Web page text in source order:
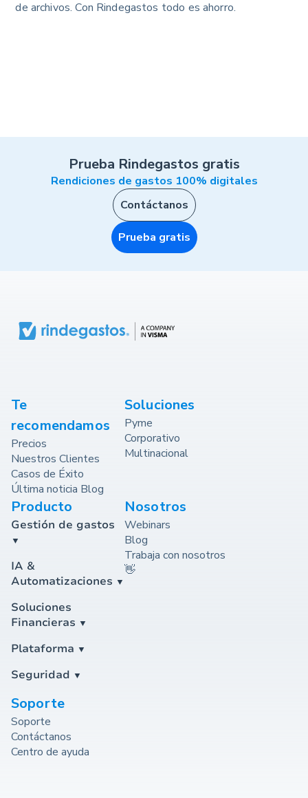
de archivos. Con Rindegastos todo es ahorro.
Prueba Rindegastos gratis
Rendiciones de gastos 100% digitales
Contáctanos
Prueba gratis
Te
recomendamos
Precios
Nuestros Clientes
Casos de Éxito
Última noticia Blog
Soluciones
Pyme
Corporativo
Multinacional
Producto
Gestión de gastos
IA &
Automatizaciones
Soluciones
Financieras
Plataforma
Seguridad
Nosotros
Webinars
Blog
Trabaja con nosotros
👋
Soporte
Soporte
Contáctanos
Centro de ayuda